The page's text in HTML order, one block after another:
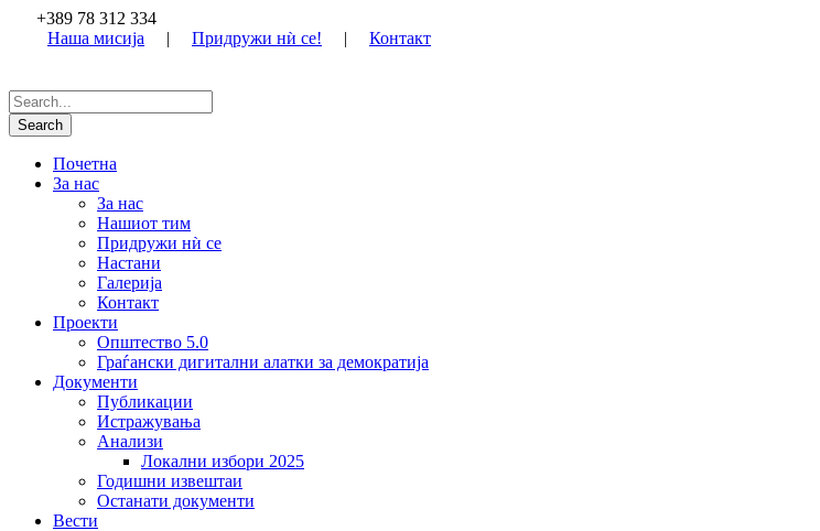
+389 78 312 334
Наша мисија
| Придружи нѝ се! | Контакт
Почетна
За нас
За нас
Нашиот тим
Придружи нѝ се
Настани
Галерија
Контакт
Проекти
Општество 5.0
Граѓански дигитални алатки за демократија
Документи
Публикации
Истражувања
Анализи
Локални избори 2025
Годишни извештаи
Останати документи
Вести